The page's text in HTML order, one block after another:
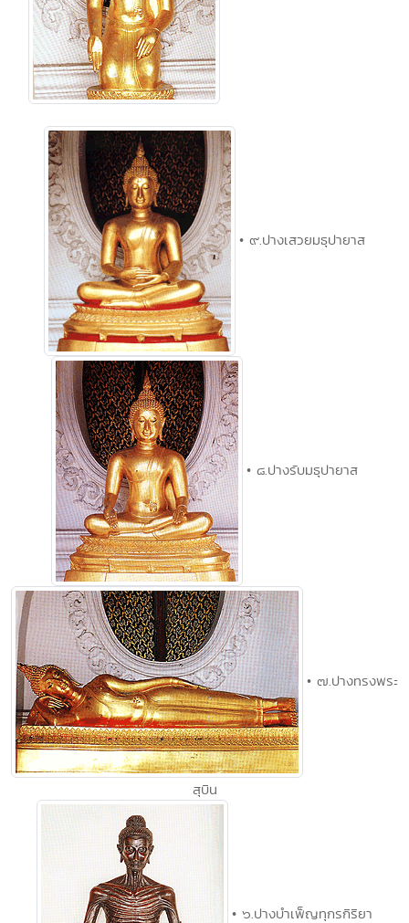
• ๙.ปางเสวยมธุปายาส
• ๘.ปางรับมธุปายาส
• ๗.ปางทรงพระ
สุบิน
• ๖.ปางบำเพ็ญทุกรกิริยา